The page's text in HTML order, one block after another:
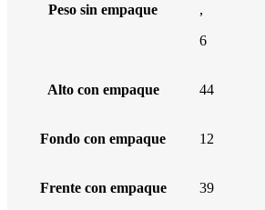
Peso sin empaque
,
6
Alto con empaque 44
Fondo con empaque 12
Frente con empaque 39